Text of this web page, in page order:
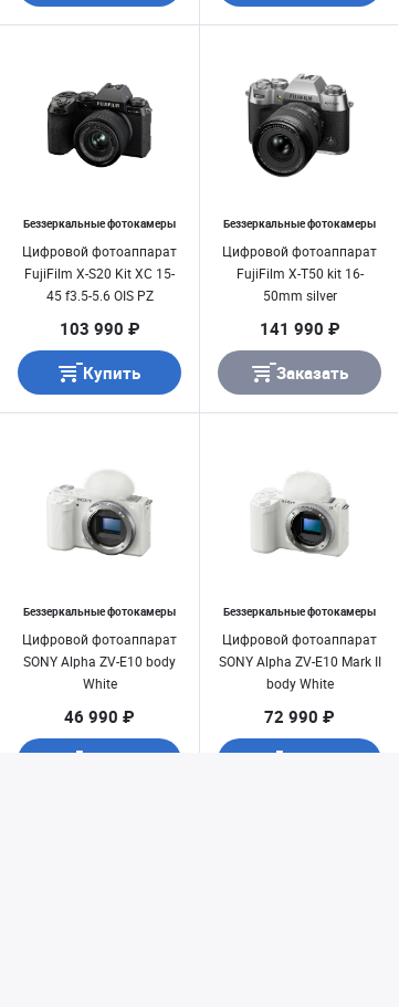
Беззеркальные фотокамеры
Цифровой фотоаппарат
FujiFilm X-S20 Kit XC 15-
45 f3.5-5.6 OIS PZ
103 990 ₽
Купить
Беззеркальные фотокамеры
Цифровой фотоаппарат
FujiFilm X-T50 kit 16-
50mm silver
141 990 ₽
Заказать
Беззеркальные фотокамеры
Цифровой фотоаппарат
SONY Alpha ZV-E10 body
White
46 990 ₽
Беззеркальные фотокамеры
Цифровой фотоаппарат
SONY Alpha ZV-E10 Mark II
body White
72 990 ₽